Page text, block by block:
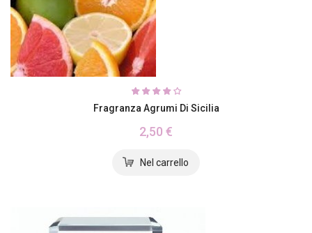
Fragranza Agrumi Di Sicilia
2,50 €